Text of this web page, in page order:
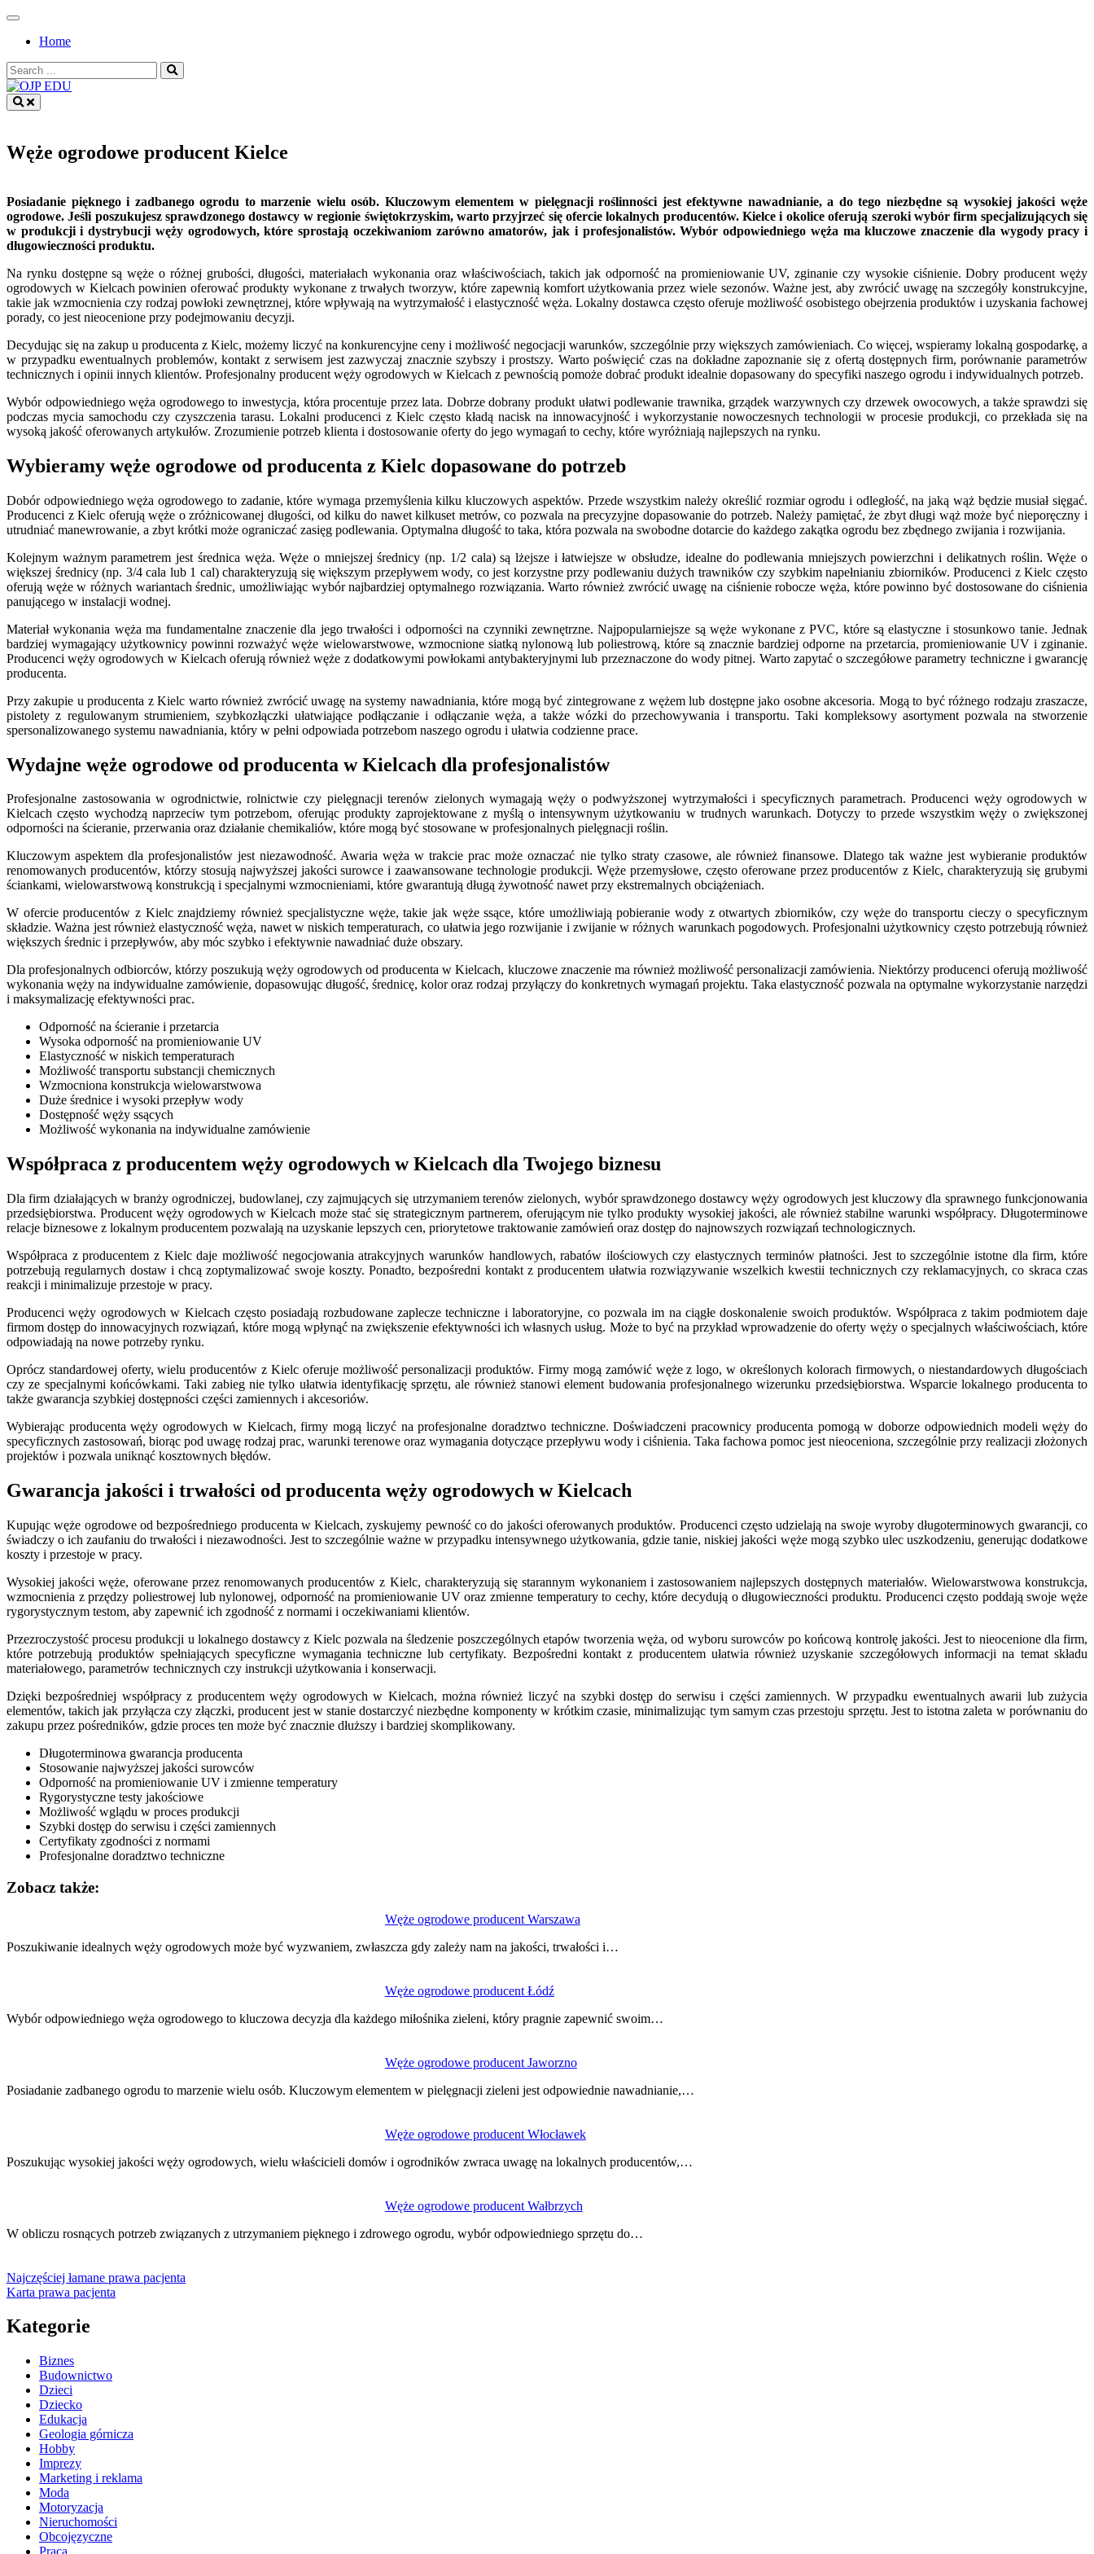
Skip
contentHome
Search
for:
Węże ogrodowe producent Kielce
Posiadanie pięknego i zadbanego ogrodu to marzenie wielu osób. Kluczowym elementem w pielęgnacji roślinności jest efektywne nawadnianie, a do tego niezbędne są wysokiej jakości węże
ogrodowe. Jeśli poszukujesz sprawdzonego dostawcy w regionie świętokrzyskim, warto przyjrzeć się ofercie lokalnych producentów. Kielce i okolice oferują szeroki wybór firm specjalizujących się
w produkcji i dystrybucji węży ogrodowych, które sprostają oczekiwaniom zarówno amatorów, jak i profesjonalistów. Wybór odpowiedniego węża ma kluczowe znaczenie dla wygody pracy i
długowieczności produktu.
Na rynku dostępne są węże o różnej grubości, długości, materiałach wykonania oraz właściwościach, takich jak odporność na promieniowanie UV, zginanie czy wysokie ciśnienie. Dobry producent węży
ogrodowych w Kielcach powinien oferować produkty wykonane z trwałych tworzyw, które zapewnią komfort użytkowania przez wiele sezonów. Ważne jest, aby zwrócić uwagę na szczegóły konstrukcyjne,
takie jak wzmocnienia czy rodzaj powłoki zewnętrznej, które wpływają na wytrzymałość i elastyczność węża. Lokalny dostawca często oferuje możliwość osobistego obejrzenia produktów i uzyskania fachowej
porady, co jest nieocenione przy podejmowaniu decyzji.
Decydując się na zakup u producenta z Kielc, możemy liczyć na konkurencyjne ceny i możliwość negocjacji warunków, szczególnie przy większych zamówieniach. Co więcej, wspieramy lokalną gospodarkę, a
w przypadku ewentualnych problemów, kontakt z serwisem jest zazwyczaj znacznie szybszy i prostszy. Warto poświęcić czas na dokładne zapoznanie się z ofertą dostępnych firm, porównanie parametrów
technicznych i opinii innych klientów. Profesjonalny producent węży ogrodowych w Kielcach z pewnością pomoże dobrać produkt idealnie dopasowany do specyfiki naszego ogrodu i indywidualnych potrzeb.
Wybór odpowiedniego węża ogrodowego to inwestycja, która procentuje przez lata. Dobrze dobrany produkt ułatwi podlewanie trawnika, grządek warzywnych czy drzewek owocowych, a także sprawdzi się
podczas mycia samochodu czy czyszczenia tarasu. Lokalni producenci z Kielc często kładą nacisk na innowacyjność i wykorzystanie nowoczesnych technologii w procesie produkcji, co przekłada się na
wysoką jakość oferowanych artykułów. Zrozumienie potrzeb klienta i dostosowanie oferty do jego wymagań to cechy, które wyróżniają najlepszych na rynku.
Wybieramy węże ogrodowe od producenta z Kielc dopasowane do potrzeb
Dobór odpowiedniego węża ogrodowego to zadanie, które wymaga przemyślenia kilku kluczowych aspektów. Przede wszystkim należy określić rozmiar ogrodu i odległość, na jaką wąż będzie musiał sięgać.
Producenci z Kielc oferują węże o zróżnicowanej długości, od kilku do nawet kilkuset metrów, co pozwala na precyzyjne dopasowanie do potrzeb. Należy pamiętać, że zbyt długi wąż może być nieporęczny i
utrudniać manewrowanie, a zbyt krótki może ograniczać zasięg podlewania. Optymalna długość to taka, która pozwala na swobodne dotarcie do każdego zakątka ogrodu bez zbędnego zwijania i rozwijania.
Kolejnym ważnym parametrem jest średnica węża. Węże o mniejszej średnicy (np. 1/2 cala) są lżejsze i łatwiejsze w obsłudze, idealne do podlewania mniejszych powierzchni i delikatnych roślin. Węże o
większej średnicy (np. 3/4 cala lub 1 cal) charakteryzują się większym przepływem wody, co jest korzystne przy podlewaniu dużych trawników czy szybkim napełnianiu zbiorników. Producenci z Kielc często
oferują węże w różnych wariantach średnic, umożliwiając wybór najbardziej optymalnego rozwiązania. Warto również zwrócić uwagę na ciśnienie robocze węża, które powinno być dostosowane do ciśnienia
panującego w instalacji wodnej.
Materiał wykonania węża ma fundamentalne znaczenie dla jego trwałości i odporności na czynniki zewnętrzne. Najpopularniejsze są węże wykonane z PVC, które są elastyczne i stosunkowo tanie. Jednak
bardziej wymagający użytkownicy powinni rozważyć węże wielowarstwowe, wzmocnione siatką nylonową lub poliestrową, które są znacznie bardziej odporne na przetarcia, promieniowanie UV i zginanie.
Producenci węży ogrodowych w Kielcach oferują również węże z dodatkowymi powłokami antybakteryjnymi lub przeznaczone do wody pitnej. Warto zapytać o szczegółowe parametry techniczne i gwarancję
producenta.
Przy zakupie u producenta z Kielc warto również zwrócić uwagę na systemy nawadniania, które mogą być zintegrowane z wężem lub dostępne jako osobne akcesoria. Mogą to być różnego rodzaju zraszacze,
pistolety z regulowanym strumieniem, szybkozłączki ułatwiające podłączanie i odłączanie węża, a także wózki do przechowywania i transportu. Taki kompleksowy asortyment pozwala na stworzenie
spersonalizowanego systemu nawadniania, który w pełni odpowiada potrzebom naszego ogrodu i ułatwia codzienne prace.
Wydajne węże ogrodowe od producenta w Kielcach dla profesjonalistów
Profesjonalne zastosowania w ogrodnictwie, rolnictwie czy pielęgnacji terenów zielonych wymagają węży o podwyższonej wytrzymałości i specyficznych parametrach. Producenci węży ogrodowych w
Kielcach często wychodzą naprzeciw tym potrzebom, oferując produkty zaprojektowane z myślą o intensywnym użytkowaniu w trudnych warunkach. Dotyczy to przede wszystkim węży o zwiększonej
odporności na ścieranie, przerwania oraz działanie chemikaliów, które mogą być stosowane w profesjonalnych pielęgnacji roślin.
Kluczowym aspektem dla profesjonalistów jest niezawodność. Awaria węża w trakcie prac może oznaczać nie tylko straty czasowe, ale również finansowe. Dlatego tak ważne jest wybieranie produktów
renomowanych producentów, którzy stosują najwyższej jakości surowce i zaawansowane technologie produkcji. Węże przemysłowe, często oferowane przez producentów z Kielc, charakteryzują się grubymi
ściankami, wielowarstwową konstrukcją i specjalnymi wzmocnieniami, które gwarantują długą żywotność nawet przy ekstremalnych obciążeniach.
W ofercie producentów z Kielc znajdziemy również specjalistyczne węże, takie jak węże ssące, które umożliwiają pobieranie wody z otwartych zbiorników, czy węże do transportu cieczy o specyficznym
składzie. Ważna jest również elastyczność węża, nawet w niskich temperaturach, co ułatwia jego rozwijanie i zwijanie w różnych warunkach pogodowych. Profesjonalni użytkownicy często potrzebują również
większych średnic i przepływów, aby móc szybko i efektywnie nawadniać duże obszary.
Dla profesjonalnych odbiorców, którzy poszukują węży ogrodowych od producenta w Kielcach, kluczowe znaczenie ma również możliwość personalizacji zamówienia. Niektórzy producenci oferują możliwość
wykonania węży na indywidualne zamówienie, dopasowując długość, średnicę, kolor oraz rodzaj przyłączy do konkretnych wymagań projektu. Taka elastyczność pozwala na optymalne wykorzystanie narzędzi
i maksymalizację efektywności prac.
Odporność na ścieranie i przetarcia
Wysoka odporność na promieniowanie UV
Elastyczność w niskich temperaturach
Możliwość transportu substancji chemicznych
Wzmocniona konstrukcja wielowarstwowa
Duże średnice i wysoki przepływ wody
Dostępność węży ssących
Możliwość wykonania na indywidualne zamówienie
Współpraca z producentem węży ogrodowych w Kielcach dla Twojego biznesu
Dla firm działających w branży ogrodniczej, budowlanej, czy zajmujących się utrzymaniem terenów zielonych, wybór sprawdzonego dostawcy węży ogrodowych jest kluczowy dla sprawnego funkcjonowania
przedsiębiorstwa. Producent węży ogrodowych w Kielcach może stać się strategicznym partnerem, oferującym nie tylko produkty wysokiej jakości, ale również stabilne warunki współpracy. Długoterminowe
relacje biznesowe z lokalnym producentem pozwalają na uzyskanie lepszych cen, priorytetowe traktowanie zamówień oraz dostęp do najnowszych rozwiązań technologicznych.
Współpraca z producentem z Kielc daje możliwość negocjowania atrakcyjnych warunków handlowych, rabatów ilościowych czy elastycznych terminów płatności. Jest to szczególnie istotne dla firm, które
potrzebują regularnych dostaw i chcą zoptymalizować swoje koszty. Ponadto, bezpośredni kontakt z producentem ułatwia rozwiązywanie wszelkich kwestii technicznych czy reklamacyjnych, co skraca czas
reakcji i minimalizuje przestoje w pracy.
Producenci węży ogrodowych w Kielcach często posiadają rozbudowane zaplecze techniczne i laboratoryjne, co pozwala im na ciągłe doskonalenie swoich produktów. Współpraca z takim podmiotem daje
firmom dostęp do innowacyjnych rozwiązań, które mogą wpłynąć na zwiększenie efektywności ich własnych usług. Może to być na przykład wprowadzenie do oferty węży o specjalnych właściwościach, które
odpowiadają na nowe potrzeby rynku.
Oprócz standardowej oferty, wielu producentów z Kielc oferuje możliwość personalizacji produktów. Firmy mogą zamówić węże z logo, w określonych kolorach firmowych, o niestandardowych długościach
czy ze specjalnymi końcówkami. Taki zabieg nie tylko ułatwia identyfikację sprzętu, ale również stanowi element budowania profesjonalnego wizerunku przedsiębiorstwa. Wsparcie lokalnego producenta to
także gwarancja szybkiej dostępności części zamiennych i akcesoriów.
Wybierając producenta węży ogrodowych w Kielcach, firmy mogą liczyć na profesjonalne doradztwo techniczne. Doświadczeni pracownicy producenta pomogą w doborze odpowiednich modeli węży do
specyficznych zastosowań, biorąc pod uwagę rodzaj prac, warunki terenowe oraz wymagania dotyczące przepływu wody i ciśnienia. Taka fachowa pomoc jest nieoceniona, szczególnie przy realizacji złożonych
projektów i pozwala uniknąć kosztownych błędów.
Gwarancja jakości i trwałości od producenta węży ogrodowych w Kielcach
Kupując węże ogrodowe od bezpośredniego producenta w Kielcach, zyskujemy pewność co do jakości oferowanych produktów. Producenci często udzielają na swoje wyroby długoterminowych gwarancji, co
świadczy o ich zaufaniu do trwałości i niezawodności. Jest to szczególnie ważne w przypadku intensywnego użytkowania, gdzie tanie, niskiej jakości węże mogą szybko ulec uszkodzeniu, generując dodatkowe
koszty i przestoje w pracy.
Wysokiej jakości węże, oferowane przez renomowanych producentów z Kielc, charakteryzują się starannym wykonaniem i zastosowaniem najlepszych dostępnych materiałów. Wielowarstwowa konstrukcja,
wzmocnienia z przędzy poliestrowej lub nylonowej, odporność na promieniowanie UV oraz zmienne temperatury to cechy, które decydują o długowieczności produktu. Producenci często poddają swoje węże
rygorystycznym testom, aby zapewnić ich zgodność z normami i oczekiwaniami klientów.
Przezroczystość procesu produkcji u lokalnego dostawcy z Kielc pozwala na śledzenie poszczególnych etapów tworzenia węża, od wyboru surowców po końcową kontrolę jakości. Jest to nieocenione dla firm,
które potrzebują produktów spełniających specyficzne wymagania techniczne lub certyfikaty. Bezpośredni kontakt z producentem ułatwia również uzyskanie szczegółowych informacji na temat składu
materiałowego, parametrów technicznych czy instrukcji użytkowania i konserwacji.
Dzięki bezpośredniej współpracy z producentem węży ogrodowych w Kielcach, można również liczyć na szybki dostęp do serwisu i części zamiennych. W przypadku ewentualnych awarii lub zużycia
elementów, takich jak przyłącza czy złączki, producent jest w stanie dostarczyć niezbędne komponenty w krótkim czasie, minimalizując tym samym czas przestoju sprzętu. Jest to istotna zaleta w porównaniu do
zakupu przez pośredników, gdzie proces ten może być znacznie dłuższy i bardziej skomplikowany.
Długoterminowa gwarancja producenta
Stosowanie najwyższej jakości surowców
Odporność na promieniowanie UV i zmienne temperatury
Rygorystyczne testy jakościowe
Możliwość wglądu w proces produkcji
Szybki dostęp do serwisu i części zamiennych
Certyfikaty zgodności z normami
Profesjonalne doradztwo techniczne
Zobacz także:
Węże ogrodowe producent Warszawa
Poszukiwanie idealnych węży ogrodowych może być wyzwaniem, zwłaszcza gdy zależy nam na jakości, trwałości i…
Węże ogrodowe producent Łódź
Wybór odpowiedniego węża ogrodowego to kluczowa decyzja dla każdego miłośnika zieleni, który pragnie zapewnić swoim…
Węże ogrodowe producent Jaworzno
Posiadanie zadbanego ogrodu to marzenie wielu osób. Kluczowym elementem w pielęgnacji zieleni jest odpowiednie nawadnianie,…
Węże ogrodowe producent Włocławek
Poszukując wysokiej jakości węży ogrodowych, wielu właścicieli domów i ogrodników zwraca uwagę na lokalnych producentów,…
Węże ogrodowe producent Wałbrzych
W obliczu rosnących potrzeb związanych z utrzymaniem pięknego i zdrowego ogrodu, wybór odpowiedniego sprzętu do…
wpisu
Najczęściej łamane prawa pacjenta
Karta prawa pacjenta
Kategorie
Biznes
Budownictwo
Dzieci
Dziecko
Edukacja
Geologia górnicza
Hobby
Imprezy
Marketing i reklama
Moda
Motoryzacja
Nieruchomości
Obcojęzyczne